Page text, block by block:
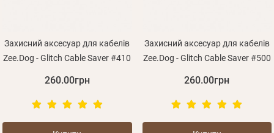
Захисний аксесуар для кабелів
Zee.Dog - Glitch Cable Saver #410
260.00грн
Захисний аксесуар для кабелів
Zee.Dog - Glitch Cable Saver #500
260.00грн
Зареєструватися